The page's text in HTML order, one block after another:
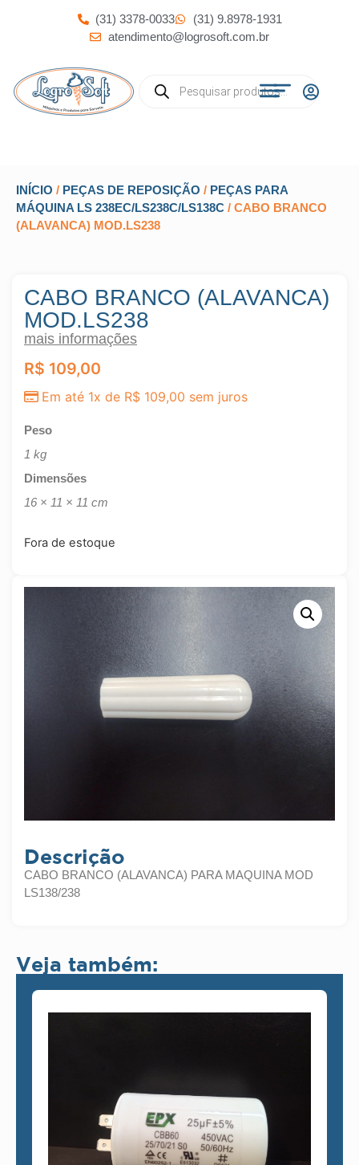
(31) 3378-0033
(31) 9.8978-1931
atendimento@logrosoft.com.br
INÍCIO / PEÇAS DE REPOSIÇÃO / PEÇAS PARA
MÁQUINA LS 238EC/LS238C/LS138C / CABO BRANCO
(ALAVANCA) MOD.LS238
Descrição
CABO BRANCO (ALAVANCA) PARA MAQUINA MOD
LS138/238
CABO BRANCO (ALAVANCA)
MOD.LS238
mais informações
R$ 109,00
Em até 1x de R$ 109,00 sem juros
Peso
1 kg
Dimensões
16 × 11 × 11 cm
Fora de estoque
Veja também: